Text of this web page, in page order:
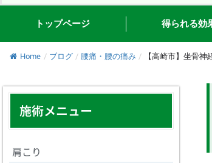
ッ
トップページ 得られる効
Home / ブログ / 腰痛・腰の痛み / 【高崎市】坐骨
施術メニュー
肩こり